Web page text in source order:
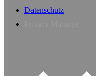
Datenschutz